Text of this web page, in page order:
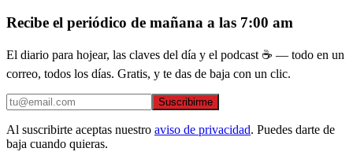
Recibe el periódico de mañana a las 7:00 am
El diario para hojear, las claves del día y el podcast ☕ — todo en un
correo, todos los días. Gratis, y te das de baja con un clic.
Suscribirme
Al suscribirte aceptas nuestro aviso de privacidad. Puedes darte de
baja cuando quieras.